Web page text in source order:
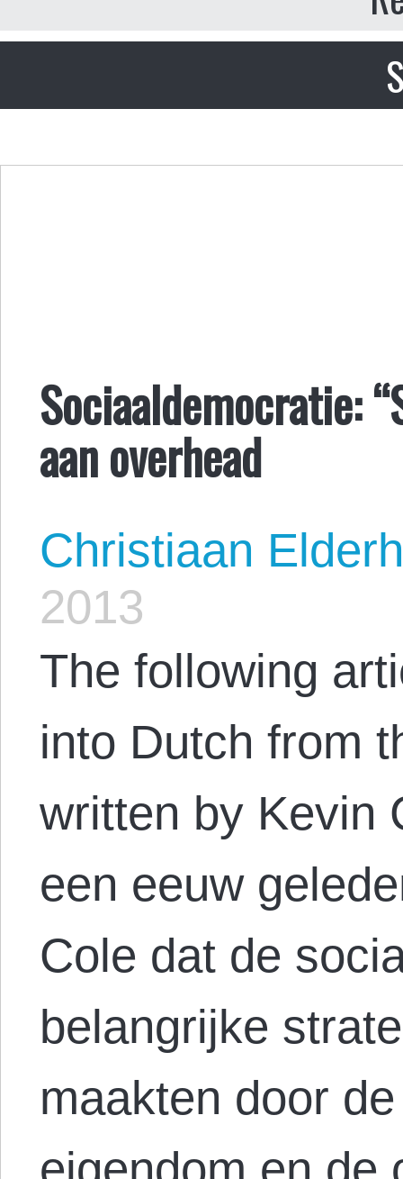
Sociaaldemocratie:
aan overhead
Christiaan
2013
The following
into Dutch from
written by Kevin
een eeuw
Cole dat de
belangrijke
maakten door